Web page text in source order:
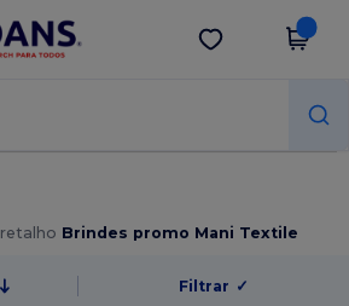
na app!
Obter app
Brindes promo Mani Textile
Filtrar ✓